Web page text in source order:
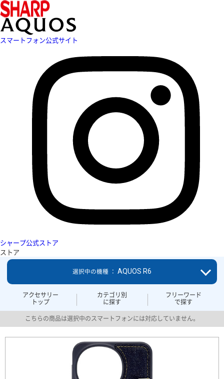
スマートフォン公式サイト
シャープ公式ストア
ストア
アクセサリー
トップ
カテゴリ別
に探す
フリーワード
で探す
選択中の機種 ： AQUOS R6
こちらの商品は選択中のスマートフォンには対応していません。